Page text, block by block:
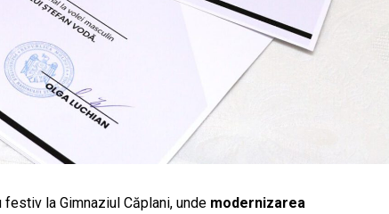
la Gimnaziul Căplani, unde modernizarea